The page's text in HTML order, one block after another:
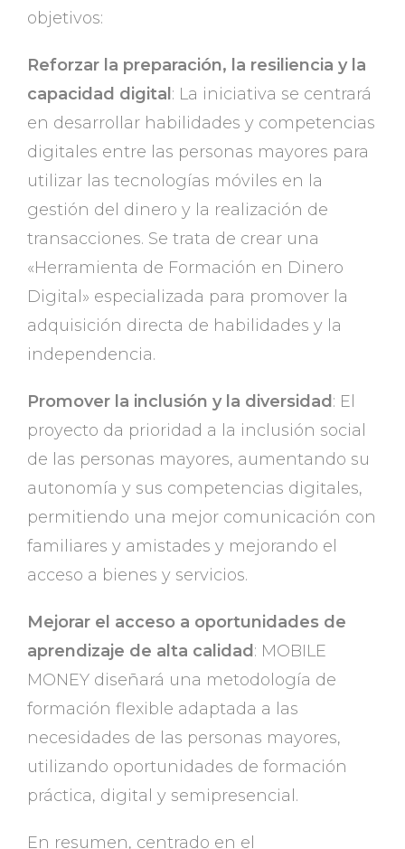
objetivos:
Reforzar la preparación, la resiliencia y la
capacidad digital : La iniciativa se centrará
en desarrollar habilidades y competencias
digitales entre las personas mayores para
utilizar las tecnologías móviles en la
gestión del dinero y la realización de
transacciones. Se trata de crear una
«Herramienta de Formación en Dinero
Digital» especializada para promover la
adquisición directa de habilidades y la
independencia.
Promover la inclusión y la diversidad : El
proyecto da prioridad a la inclusión social
de las personas mayores, aumentando su
autonomía y sus competencias digitales,
permitiendo una mejor comunicación con
familiares y amistades y mejorando el
acceso a bienes y servicios.
Mejorar el acceso a oportunidades de
aprendizaje de alta calidad : MOBILE
MONEY diseñará una metodología de
formación flexible adaptada a las
necesidades de las personas mayores,
utilizando oportunidades de formación
práctica, digital y semipresencial.
En resumen, centrado en el